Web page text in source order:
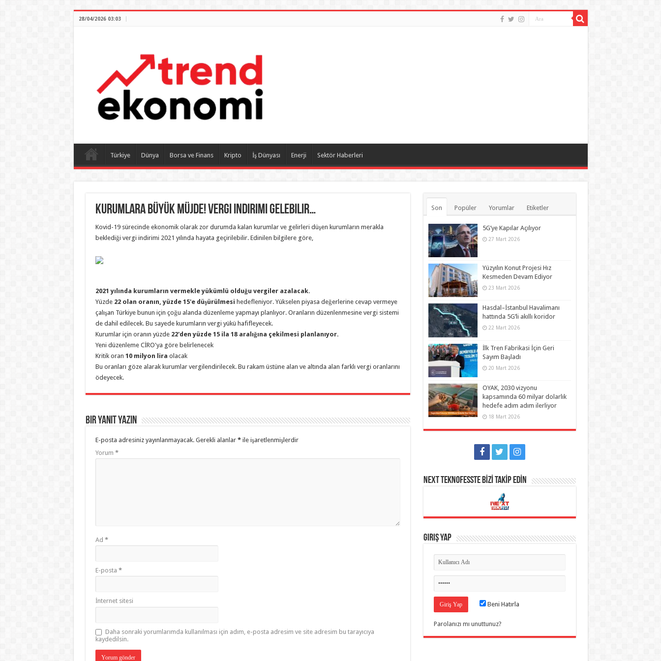
28/04/2026 03:03
Türkiye Dünya Borsa ve Finans Kripto İş Dünyası Enerji Sektör Haberleri
Kurumlara büyük müjde! Vergi indirimi gelebilir…
Kovid-19 sürecinde ekonomik olarak zor durumda kalan kurumlar ve gelirleri düşen kurumların merakla
beklediği vergi indirimi 2021 yılında hayata geçirilebilir. Edinilen bilgilere göre,
2021 yılında kurumların vermekle yükümlü olduğu vergiler azalacak.
Yüzde 22 olan oranın, yüzde 15'e düşürülmesi hedefleniyor. Yükselen piyasa değerlerine cevap vermeye
çalışan Türkiye bunun için çoğu alanda düzenleme yapmayı planlıyor. Oranların düzenlenmesine vergi sistemi
de dahil edilecek. Bu sayede kurumların vergi yükü hafifleyecek.
Kurumlar için oranın yüzde 22'den yüzde 15 ila 18 aralığına çekilmesi planlanıyor.
Yeni düzenleme CİRO'ya göre belirlenecek
Kritik oran 10 milyon lira olacak
Bu oranları göze alarak kurumlar vergilendirilecek. Bu rakam üstüne alan ve altında alan farklı vergi oranlarını
ödeyecek.
Bir yanıt yazın
E-posta adresiniz yayınlanmayacak. Gerekli alanlar *ile işaretlenmişlerdir
Yorum *
Ad *
E-posta *
İnternet sitesi
Daha sonraki yorumlarımda kullanılması için adım, e-posta adresim ve site adresim bu tarayıcıya
kaydedilsin.
Son Popüler Yorumlar Etiketler
5G’ye Kapılar Açılıyor
27 Mart 2026
Yüzyılın Konut Projesi Hız
Kesmeden Devam Ediyor
23 Mart 2026
Hasdal–İstanbul Havalimanı
hattında 5G’li akıllı koridor
22 Mart 2026
İlk Tren Fabrikasi İçin Geri
Sayım Başladı
20 Mart 2026
OYAK, 2030 vizyonu
kapsamında 60 milyar dolarlık
hedefe adım adım ilerliyor
18 Mart 2026
NEXT TEKNOFESSTE BİZİ TAKİP EDİN
Giriş Yap
Beni Hatırla
Parolanızı mı unuttunuz?